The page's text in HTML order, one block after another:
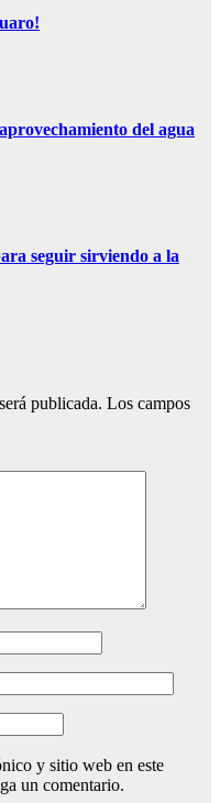
del agua
seguir sirviendo a la
publicada. Los campos
y sitio web en este
un comentario.